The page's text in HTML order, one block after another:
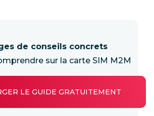
de conseils concrets
sur la carte SIM M2M
LE GUIDE GRATUITEMENT